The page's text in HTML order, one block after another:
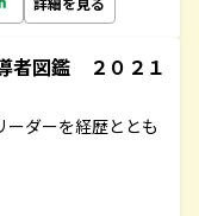
者図鑑 ２０２１
ーダーを経歴ととも